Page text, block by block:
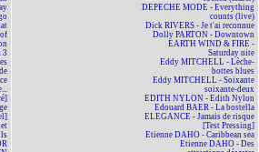
3
DEPECHE MODE - Everything
counts (live)
Dick RIVERS - Je t'ai reconnue
Dolly PARTON - Downtown
EARTH WIND & FIRE -
Saturday nite
Eddy MITCHELL - Lèche-
bottes blues
Eddy MITCHELL - Soixante
soixante-deux
EDITH NYLON - Edith Nylon
Edouard BAER - La bostella
ELEGANCE - Jamais de risque
[Test Pressing]
Etienne DAHO - Caribbean sea
Etienne DAHO - Des